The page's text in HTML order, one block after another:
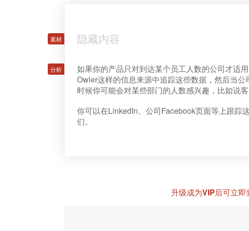
隐藏内容
如果你的产品只对到达某个员工人数的公司才适
Owler这样的信息来源中追踪这些数据，然后当
时候你可能会对某些部门的人数感兴趣，比如说客
你可以在LinkedIn、公司Facebook页面等上跟踪
们。
升级成为VIP后可立